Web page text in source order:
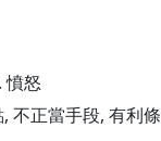
憤怒
, 不正當手段, 有利